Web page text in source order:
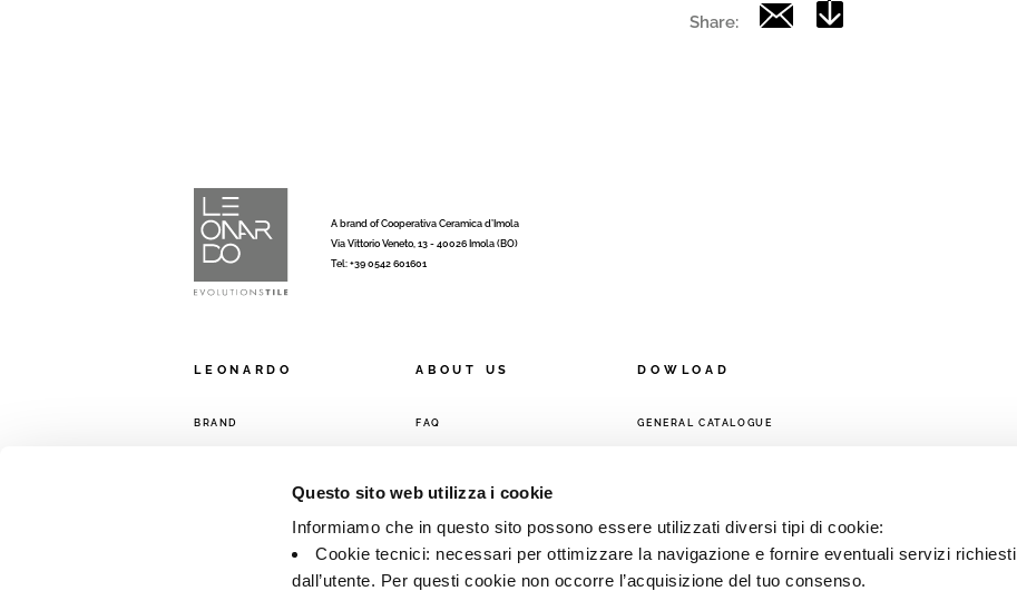
Questo sito web utilizza i cookie
Informiamo che in questo sito possono essere utilizzati diversi tipi di cookie:
Cookie tecnici: necessari per ottimizzare la navigazione e fornire eventuali servizi richiesti
dall’utente. Per questi cookie non occorre l’acquisizione del tuo consenso.
Share:
A brand of Cooperativa Ceramica d’Imola
Via Vittorio Veneto, 13 - 40026 Imola (BO)
Tel: +39 0542 601601
LEONARDO
BRAND
ABOUT US
FAQ
DOWLOAD
GENERAL CATALOGUE